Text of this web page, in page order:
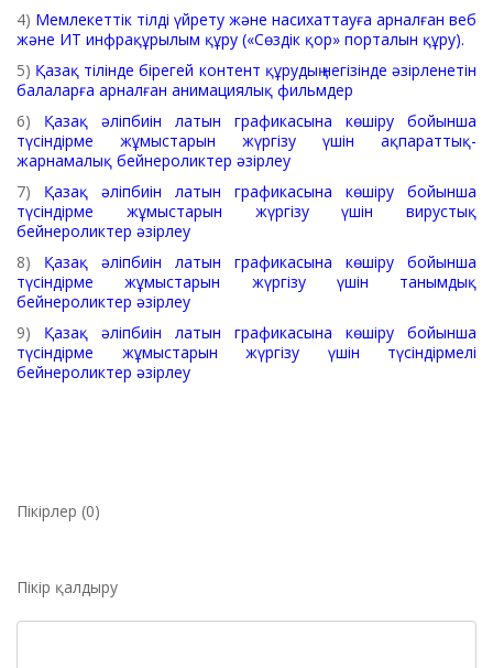
4) Мемлекеттік тілді үйрету және насихаттауға арналған веб
және ИТ инфрақұрылым құру («Сөздік қор» порталын құру).
5) Қазақ тілінде бірегей контент құрудың негізінде әзірленетін
балаларға арналған анимациялық фильмдер
6) Қазақ әліпбиін латын графикасына көшіру бойынша
түсіндірме жұмыстарын жүргізу үшін ақпараттық-
жарнамалық бейнероликтер әзірлеу
7) Қазақ әліпбиін латын графикасына көшіру бойынша
түсіндірме жұмыстарын жүргізу үшін вирустық
бейнероликтер әзірлеу
8) Қазақ әліпбиін латын графикасына көшіру бойынша
түсіндірме жұмыстарын жүргізу үшін танымдық
бейнероликтер әзірлеу
9) Қазақ әліпбиін латын графикасына көшіру бойынша
түсіндірме жұмыстарын жүргізу үшін түсіндірмелі
бейнероликтер әзірлеу
Пікірлер (0)
Пікір қалдыру